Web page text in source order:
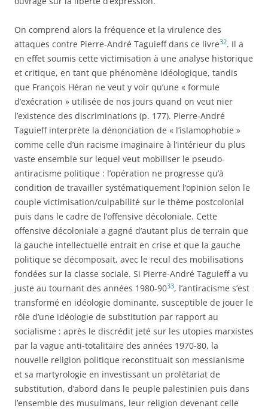
On comprend alors la fréquence et la virulence des
attaques contre Pierre-André Taguieff dans ce livre32. Il a
en effet soumis cette victimisation à une analyse historique
et critique, en tant que phénomène idéologique, tandis
que François Héran ne veut y voir qu’une « formule
d’exécration » utilisée de nos jours quand on veut nier
l’existence des discriminations (p. 177). Pierre-André
Taguieff interprète la dénonciation de « l’islamophobie »
comme celle d’un racisme imaginaire à l’intérieur du plus
vaste ensemble sur lequel veut mobiliser le pseudo-
antiracisme politique : l’opération ne progresse qu’à
condition de travailler systématiquement l’opinion selon le
couple victimisation/culpabilité sur le thème postcolonial
puis dans le cadre de l’offensive décoloniale. Cette
offensive décoloniale a gagné d’autant plus de terrain que
la gauche intellectuelle entrait en crise et que la gauche
politique se décomposait, avec le recul des mobilisations
fondées sur la classe sociale. Si Pierre-André Taguieff a vu
juste au tournant des années 1980-9033, l’antiracisme s’est
transformé en idéologie dominante, susceptible de jouer le
rôle d’une idéologie de substitution par rapport au
socialisme : après le discrédit jeté sur les utopies marxistes
par la vague anti-totalitaire des années 1970-80, la
nouvelle religion politique reconstituait son messianisme
et sa martyrologie en investissant un prolétariat de
substitution, d’abord dans le peuple palestinien puis dans
l’ensemble des musulmans, leur religion devenant celle